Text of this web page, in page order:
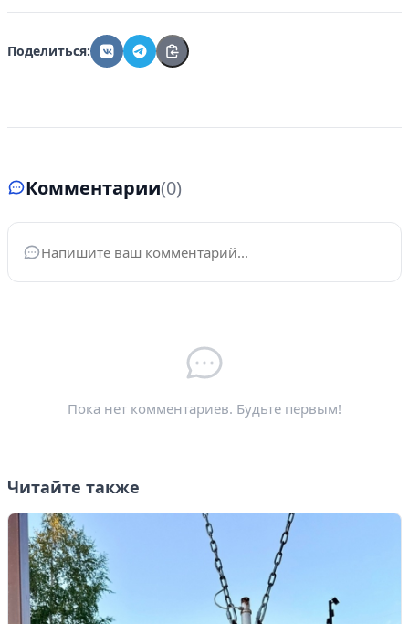
Поделиться:
Комментарии(0)
Ваше имя*
Пока нет комментариев. Будьте первым!
Читайте также